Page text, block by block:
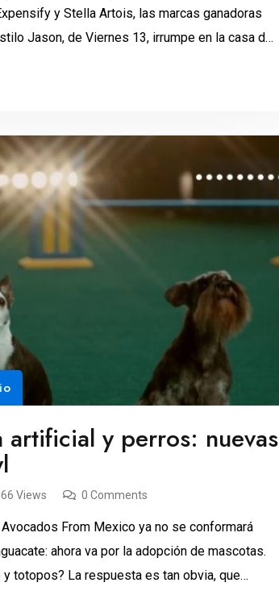
y Stella Artois, las marcas ganadoras
Jason, de Viernes 13, irrumpe en la casa de
y perros: nuevas
Views 0 Comments
From Mexico ya no se conformará
ahora va por la adopción de mascotas.
totopos? La respuesta es tan obvia, que